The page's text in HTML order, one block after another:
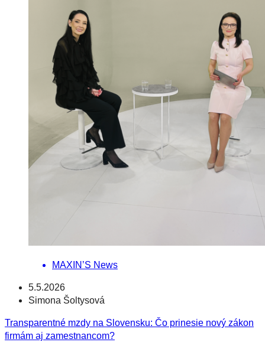
MAXIN’S News
5.5.2026
Simona Šoltysová
Transparentné mzdy na Slovensku: Čo prinesie nový zákon
firmám aj zamestnancom?